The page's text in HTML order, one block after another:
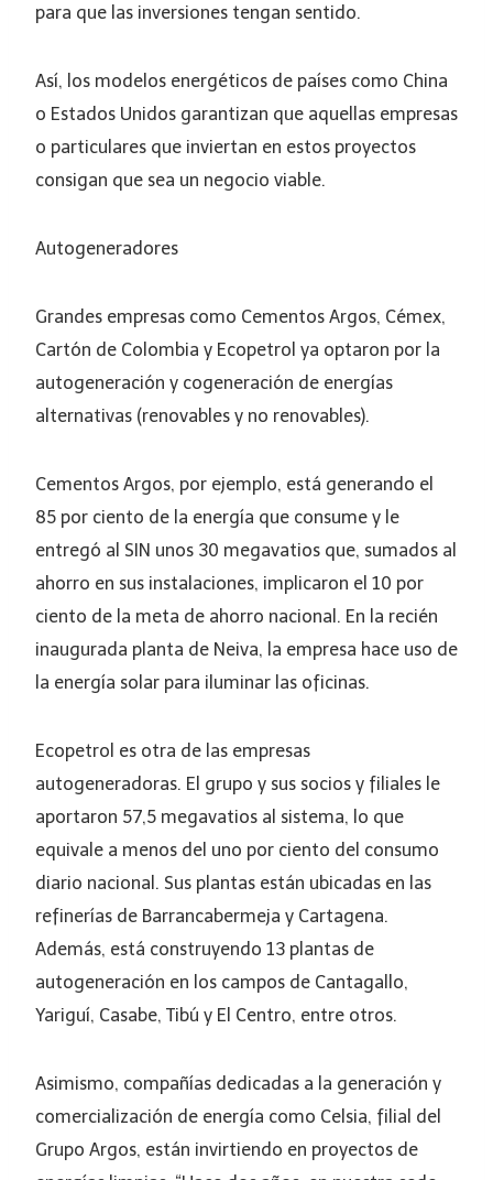
para que las inversiones tengan sentido.
Así, los modelos energéticos de países como China
o Estados Unidos garantizan que aquellas empresas
o particulares que inviertan en estos proyectos
consigan que sea un negocio viable.
Autogeneradores
Grandes empresas como Cementos Argos, Cémex,
Cartón de Colombia y Ecopetrol ya optaron por la
autogeneración y cogeneración de energías
alternativas (renovables y no renovables).
Cementos Argos, por ejemplo, está generando el
85 por ciento de la energía que consume y le
entregó al SIN unos 30 megavatios que, sumados al
ahorro en sus instalaciones, implicaron el 10 por
ciento de la meta de ahorro nacional. En la recién
inaugurada planta de Neiva, la empresa hace uso de
la energía solar para iluminar las oficinas.
Ecopetrol es otra de las empresas
autogeneradoras. El grupo y sus socios y filiales le
aportaron 57,5 megavatios al sistema, lo que
equivale a menos del uno por ciento del consumo
diario nacional. Sus plantas están ubicadas en las
refinerías de Barrancabermeja y Cartagena.
Además, está construyendo 13 plantas de
autogeneración en los campos de Cantagallo,
Yariguí, Casabe, Tibú y El Centro, entre otros.
Asimismo, compañías dedicadas a la generación y
comercialización de energía como Celsia, filial del
Grupo Argos, están invirtiendo en proyectos de